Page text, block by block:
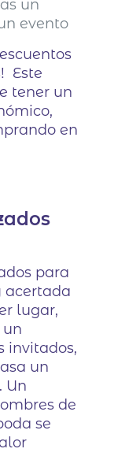
un
evento
Este
tener un
en
para
acertada
lugar,
un
invitados,
un
Un
de
se